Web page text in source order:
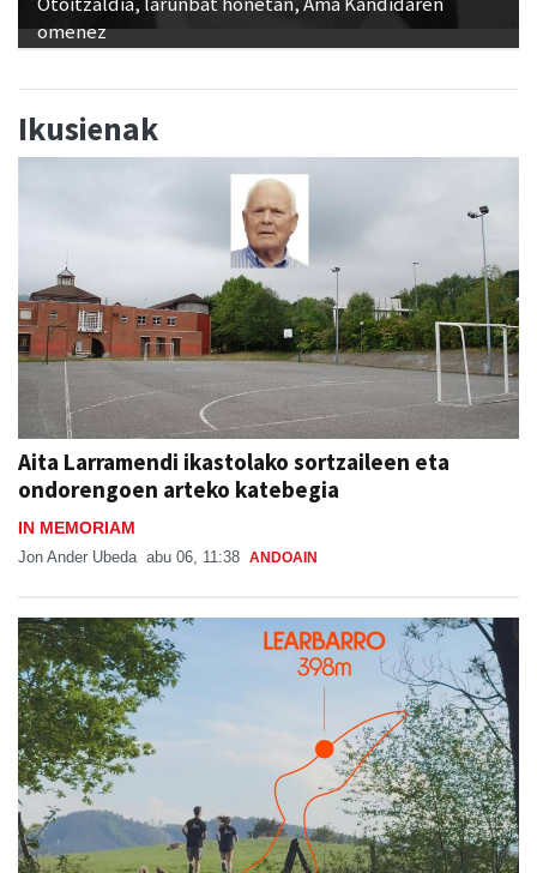
omenez
Ikusienak
Aita Larramendi ikastolako sortzaileen eta
ondorengoen arteko katebegia
IN MEMORIAM
Jon Ander Ubeda abu 06, 11:38 ANDOAIN